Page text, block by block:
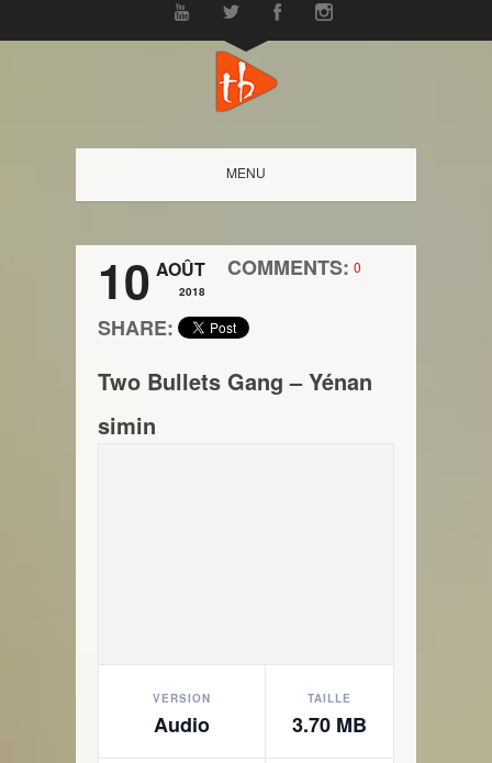
MENU
10 AOÛT
2018
COMMENTS: 0
SHARE:
Two Bullets Gang – Yénan
simin
VERSION
Audio
TAILLE
3.70 MB